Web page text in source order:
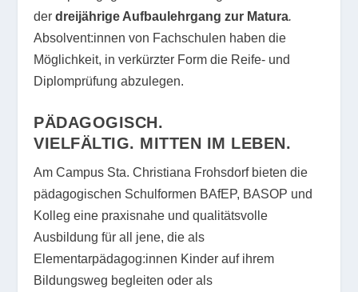
der dreijährige Aufbaulehrgang zur Matura.
Absolvent:innen von Fachschulen haben die
Möglichkeit, in verkürzter Form die Reife- und
Diplomprüfung abzulegen.
PÄDAGOGISCH.
VIELFÄLTIG. MITTEN IM LEBEN.
Am Campus Sta. Christiana Frohsdorf bieten die
pädagogischen Schulformen BAfEP, BASOP und
Kolleg eine praxisnahe und qualitätsvolle
Ausbildung für all jene, die als
Elementarpädagog:innen Kinder auf ihrem
Bildungsweg begleiten oder als